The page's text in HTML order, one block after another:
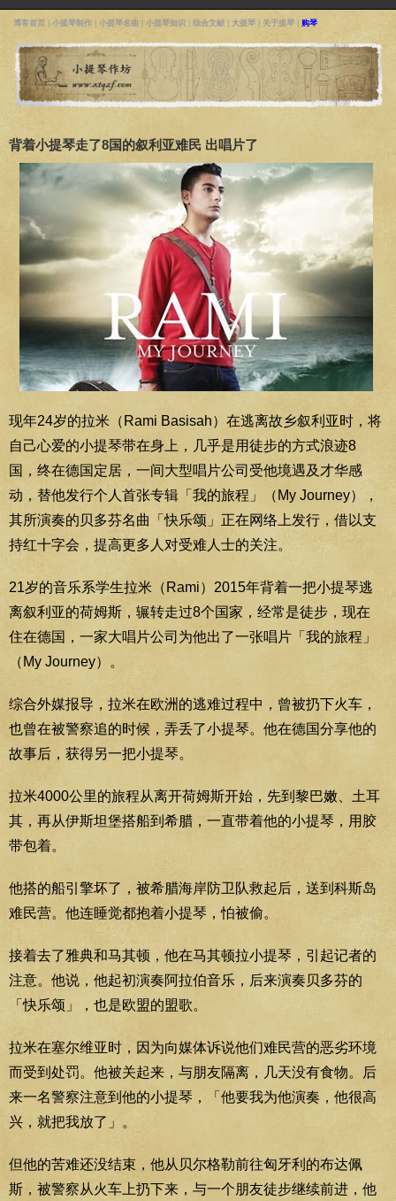
博客首页 小提琴制作 小提琴名曲 小提琴知识 综合文献 大提琴 关于提琴 购琴
背着小提琴走了8国的叙利亚难民 出唱片了
现年24岁的拉米（Rami Basisah）在逃离故乡叙利亚时，将
自己心爱的小提琴带在身上，几乎是用徒步的方式浪迹8
国，终在德国定居，一间大型唱片公司受他境遇及才华感
动，替他发行个人首张专辑「我的旅程」（My Journey），
其所演奏的贝多芬名曲「快乐颂」正在网络上发行，借以支
持红十字会，提高更多人对受难人士的关注。
21岁的音乐系学生拉米（Rami）2015年背着一把小提琴逃
离叙利亚的荷姆斯，辗转走过8个国家，经常是徒步，现在
住在德国，一家大唱片公司为他出了一张唱片「我的旅程」
（My Journey）。
综合外媒报导，拉米在欧洲的逃难过程中，曾被扔下火车，
也曾在被警察追的时候，弄丢了小提琴。他在德国分享他的
故事后，获得另一把小提琴。
拉米4000公里的旅程从离开荷姆斯开始，先到黎巴嫩、土耳
其，再从伊斯坦堡搭船到希腊，一直带着他的小提琴，用胶
带包着。
他搭的船引擎坏了，被希腊海岸防卫队救起后，送到科斯岛
难民营。他连睡觉都抱着小提琴，怕被偷。
接着去了雅典和马其顿，他在马其顿拉小提琴，引起记者的
注意。他说，他起初演奏阿拉伯音乐，后来演奏贝多芬的
「快乐颂」，也是欧盟的盟歌。
拉米在塞尔维亚时，因为向媒体诉说他们难民营的恶劣环境
而受到处罚。他被关起来，与朋友隔离，几天没有食物。后
来一名警察注意到他的小提琴，「他要我为他演奏，他很高
兴，就把我放了」。
但他的苦难还没结束，他从贝尔格勒前往匈牙利的布达佩
斯，被警察从火车上扔下来，与一个朋友徒步继续前进，他